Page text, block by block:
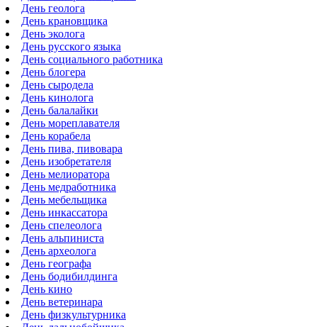
День геолога
День крановщика
День эколога
День русского языка
День социального работника
День блогера
День сыродела
День кинолога
День балалайки
День мореплавателя
День корабела
День пива, пивовара
День изобретателя
День мелиоратора
День медработника
День мебельщика
День инкассатора
День спелеолога
День альпиниста
День археолога
День географа
День бодибилдинга
День кино
День ветеринара
День физкультурника